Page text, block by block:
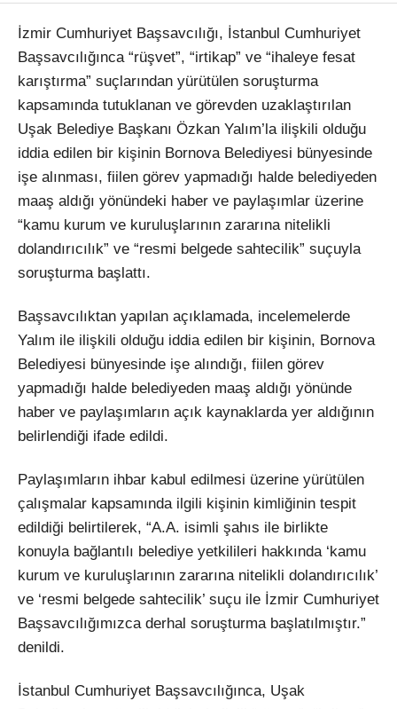
İzmir Cumhuriyet Başsavcılığı, İstanbul Cumhuriyet
Başsavcılığınca “rüşvet”, “irtikap” ve “ihaleye fesat
karıştırma” suçlarından yürütülen soruşturma
kapsamında tutuklanan ve görevden uzaklaştırılan
Uşak Belediye Başkanı Özkan Yalım’la ilişkili olduğu
iddia edilen bir kişinin Bornova Belediyesi bünyesinde
işe alınması, fiilen görev yapmadığı halde belediyeden
maaş aldığı yönündeki haber ve paylaşımlar üzerine
“kamu kurum ve kuruluşlarının zararına nitelikli
dolandırıcılık” ve “resmi belgede sahtecilik” suçuyla
soruşturma başlattı.
Başsavcılıktan yapılan açıklamada, incelemelerde
Yalım ile ilişkili olduğu iddia edilen bir kişinin, Bornova
Belediyesi bünyesinde işe alındığı, fiilen görev
yapmadığı halde belediyeden maaş aldığı yönünde
haber ve paylaşımların açık kaynaklarda yer aldığının
belirlendiği ifade edildi.
Paylaşımların ihbar kabul edilmesi üzerine yürütülen
çalışmalar kapsamında ilgili kişinin kimliğinin tespit
edildiği belirtilerek, “A.A. isimli şahıs ile birlikte
konuyla bağlantılı belediye yetkilileri hakkında ‘kamu
kurum ve kuruluşlarının zararına nitelikli dolandırıcılık’
ve ‘resmi belgede sahtecilik’ suçu ile İzmir Cumhuriyet
Başsavcılığımızca derhal soruşturma başlatılmıştır.”
denildi.
İstanbul Cumhuriyet Başsavcılığınca, Uşak